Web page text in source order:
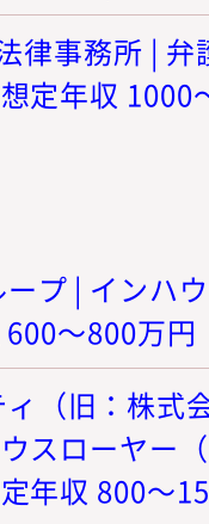
律事務所 | 弁
定年収 1000
プ | インハ
～800万円
（旧：株式
スローヤー
年収 800～